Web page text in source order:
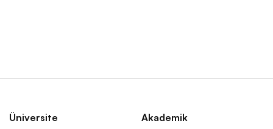
Üniversite Akademik